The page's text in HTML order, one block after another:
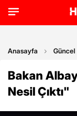
Anasayfa Güncel
Bakan
Nesil Çıktı"